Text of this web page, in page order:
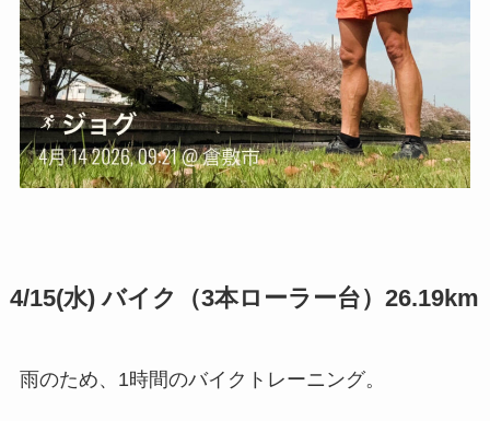
4/15(水) バイク（3本ローラー台）26.19km
雨のため、1時間のバイクトレーニング。